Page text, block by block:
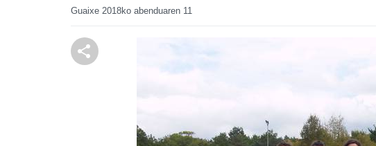
Guaixe 2018ko abenduaren 11